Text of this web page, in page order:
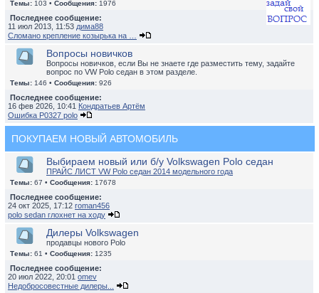
Темы: 103 • Сообщения: 1976
Последнее сообщение:
11 июл 2013, 11:53 дима88
Сломано крепление козырька на …
Вопросы новичков
Вопросы новичков, если Вы не знаете где разместить тему, задайте
вопрос по VW Polo седан в этом разделе.
Темы: 146 • Сообщения: 926
Последнее сообщение:
16 фев 2026, 10:41 Кондратьев Артём
Ошибка P0327 polo
ПОКУПАЕМ НОВЫЙ АВТОМОБИЛЬ
Выбираем новый или б/у Volkswagen Polo седан
ПРАЙС ЛИСТ VW Polo седан 2014 модельного года
Темы: 67 • Сообщения: 17678
Последнее сообщение:
24 окт 2025, 17:12 roman456
polo sedan глохнет на ходу
Дилеры Volkswagen
продавцы нового Polo
Темы: 61 • Сообщения: 1235
Последнее сообщение:
20 июл 2022, 20:01 omev
Недобросовестные дилеры...